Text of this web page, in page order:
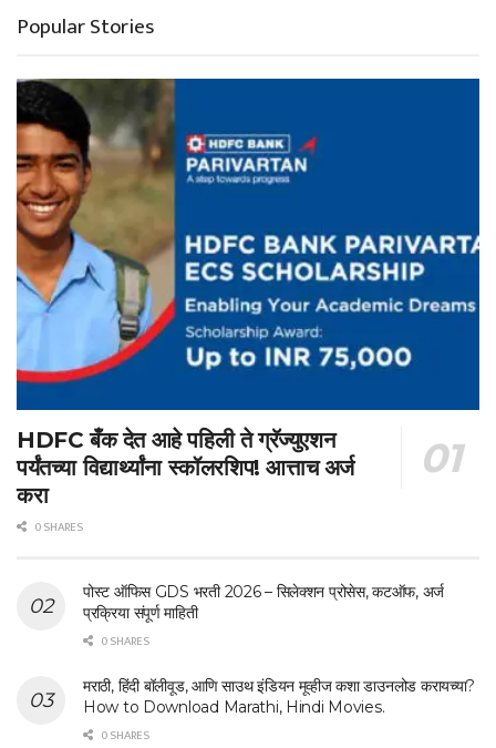
Popular Stories
HDFC बँक देत आहे पहिली ते ग्रॅज्युएशन
पर्यंतच्या विद्यार्थ्यांना स्कॉलरशिप! आत्ताच अर्ज
करा
0 SHARES
पोस्ट ऑफिस GDS भरती 2026 – सिलेक्शन प्रोसेस, कटऑफ, अर्ज
प्रक्रिया संपूर्ण माहिती
0 SHARES
मराठी, हिंदी बॉलीवूड, आणि साउथ इंडियन मूव्हीज कशा डाउनलोड करायच्या?
How to Download Marathi, Hindi Movies.
0 SHARES